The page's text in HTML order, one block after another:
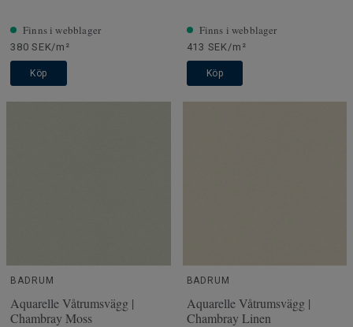
Finns i webblager
380 SEK/m²
Köp
Finns i webblager
413 SEK/m²
Köp
BADRUM
Aquarelle Våtrumsvägg |
Chambray Moss
BADRUM
Aquarelle Våtrumsvägg |
Chambray Linen